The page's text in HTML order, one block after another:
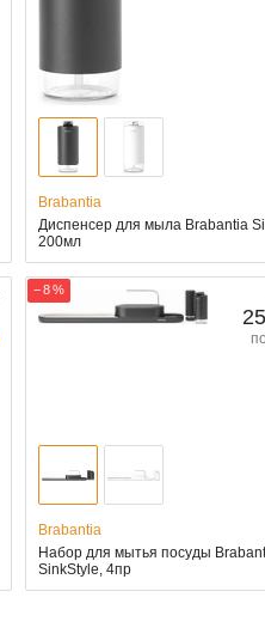
Brabantia
Диспенсер для мыла Brabantia
200мл
− 8 %
Brabantia
Набор для мытья посуды
SinkStyle, 4пр